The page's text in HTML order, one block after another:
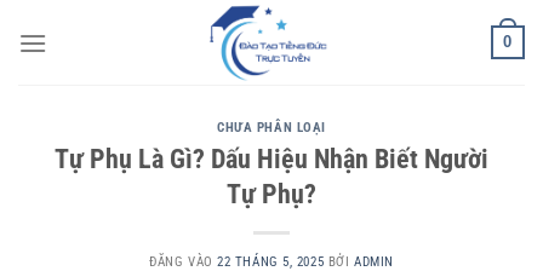
qua
0
CHƯA PHÂN LOẠI
Tự Phụ Là Gì? Dấu Hiệu Nhận Biết Người
Tự Phụ?
ĐĂNG VÀO22 THÁNG 5, 2025 BỞI ADMIN